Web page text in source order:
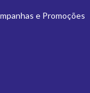
e Promoções